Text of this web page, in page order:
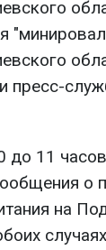
пресс-
до 11
о
на